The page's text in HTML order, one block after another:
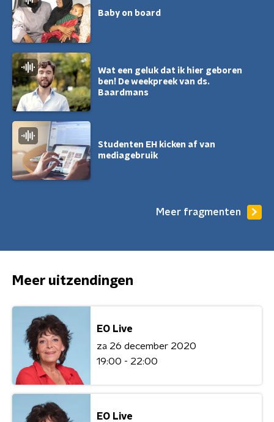
Baby on board
Wat een geluk dat ik hier geboren
ben! De weekpreek van ds.
Baardmans
Studenten EH kicken af van
mediagebruik
Meer fragmenten
Meer uitzendingen
EO Live
za 26 december 2020
19:00 - 22:00
EO Live